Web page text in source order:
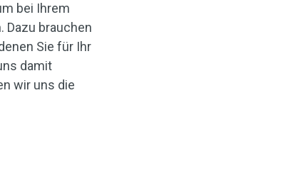
bei Ihrem
Dazu brauchen
Sie für Ihr
damit
wir uns die